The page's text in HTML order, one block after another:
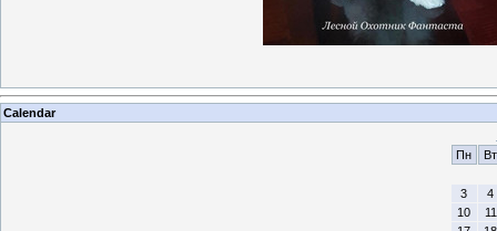
Calendar
Пн
Вт
3
4
10
11